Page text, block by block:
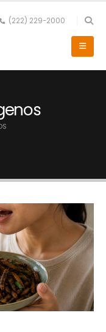
(222) 229-2000